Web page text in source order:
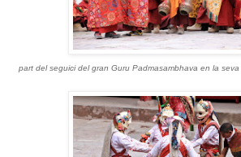
part del seguici del gran Guru Padmasambhava en la